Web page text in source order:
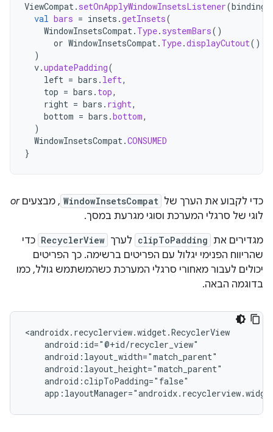
ViewCompat. setOnApplyWindowInsetsListener(binding
val bars = insets .getInsets(
WindowInsetsCompat. Type. systemBars()
or WindowInsetsCompat. Type.displayCutout()
)
v.updatePadding(
left = bars . left,
top = bars . top,
right = bars . right,
bottom = bars .bottom,
)
WindowInsetsCompat.CONSUMED
}
כדי לקבוע את הערך של WindowInsetsCompat , מבצעיםor
לוגי של סרגלי המערכת וסוגי מגרעת במסך.
מגדירים את clipToPadding לערך RecyclerView כדי
שהריווח הפנימי יגלול עם הפריטים ברשימה. כך הפריטים
יכולים לעבור מאחורי סרגלי המערכת כשהמשתמש גולל, כמו
בדוגמה הבאה.
<androidx.recyclerview.widget.RecyclerView
    android:id="@+id/recycler_view"
    android:layout_width="match_parent"
    android:layout_height="match_parent"
    android:clipToPadding="false"